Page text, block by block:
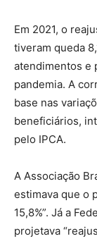
Em 2021, o
tiveram queda
atendimentos e
pandemia. A
base nas
beneficiários,
pelo IPCA.
A Associação
estimava que o
15,8%”. Já a
projetava